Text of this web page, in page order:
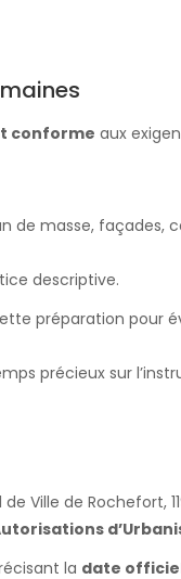
conforme aux
de masse, façades,
descriptive.
préparation pour
précieux sur
Ville de Rochefort,
la date